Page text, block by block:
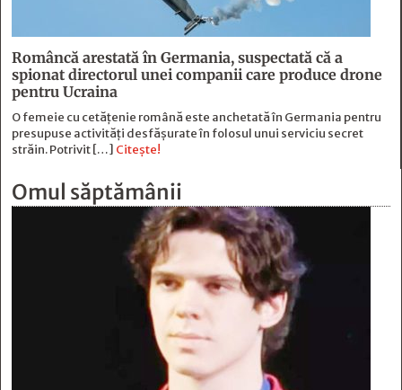
Româncă arestată în Germania, suspectată că a
spionat directorul unei companii care produce drone
pentru Ucraina
O femeie cu cetățenie română este anchetată în Germania pentru
presupuse activități desfășurate în folosul unui serviciu secret
străin. Potrivit […] Citește!
Omul săptămânii